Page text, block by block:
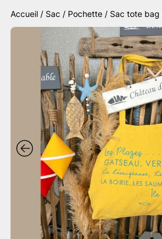
Accueil / Sac / Pochette / Sac tote bag